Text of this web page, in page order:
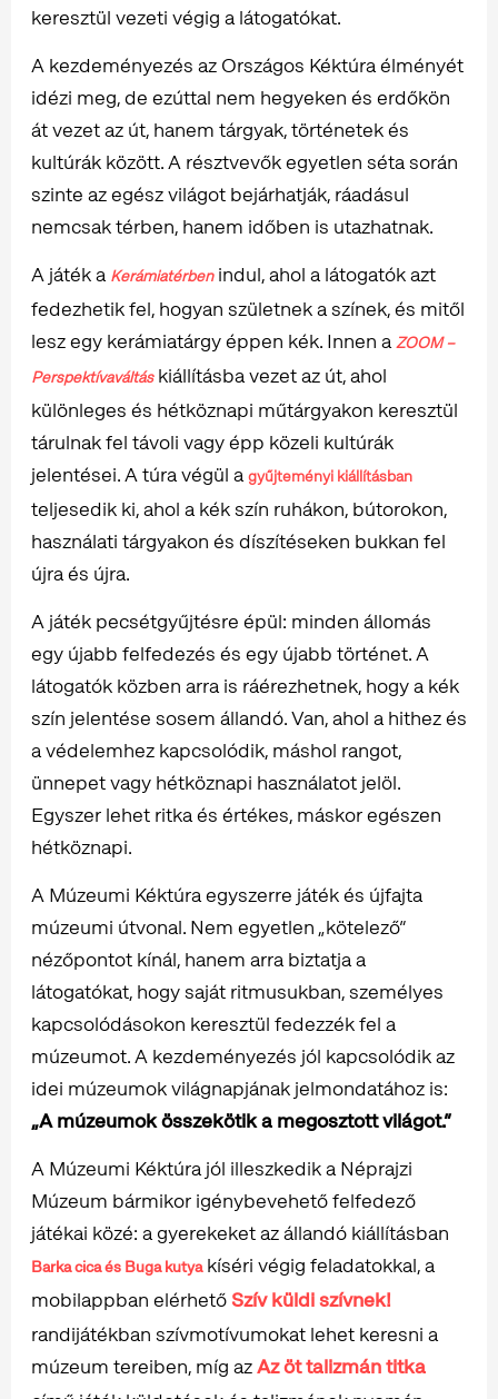
keresztül vezeti végig a látogatókat.
A kezdeményezés az Országos Kéktúra élményét
idézi meg, de ezúttal nem hegyeken és erdőkön
át vezet az út, hanem tárgyak, történetek és
kultúrák között. A résztvevők egyetlen séta során
szinte az egész világot bejárhatják, ráadásul
nemcsak térben, hanem időben is utazhatnak.
A játék a Kerámiatérbenindul, ahol a látogatók azt
fedezhetik fel, hogyan születnek a színek, és mitől
lesz egy kerámiatárgy éppen kék. Innen aZOOM –
Perspektívaváltáskiállításba vezet az út, ahol
különleges és hétköznapi műtárgyakon keresztül
tárulnak fel távoli vagy épp közeli kultúrák
jelentései. A túra végül agyűjteményi kiállításban
teljesedik ki, ahol a kék szín ruhákon, bútorokon,
használati tárgyakon és díszítéseken bukkan fel
újra és újra.
A játék pecsétgyűjtésre épül: minden állomás
egy újabb felfedezés és egy újabb történet. A
látogatók közben arra is ráérezhetnek, hogy a kék
szín jelentése sosem állandó. Van, ahol a hithez és
a védelemhez kapcsolódik, máshol rangot,
ünnepet vagy hétköznapi használatot jelöl.
Egyszer lehet ritka és értékes, máskor egészen
hétköznapi.
A Múzeumi Kéktúra egyszerre játék és újfajta
múzeumi útvonal. Nem egyetlen „kötelező”
nézőpontot kínál, hanem arra biztatja a
látogatókat, hogy saját ritmusukban, személyes
kapcsolódásokon keresztül fedezzék fel a
múzeumot. A kezdeményezés jól kapcsolódik az
idei múzeumok világnapjának jelmondatához is:
„A múzeumok összekötik a megosztott világot.”
A Múzeumi Kéktúra jól illeszkedik a Néprajzi
Múzeum bármikor igénybevehető felfedező
játékai közé: a gyerekeket az állandó kiállításban
Barka cica és Buga kutya kíséri végig feladatokkal, a
mobilappban elérhető Szív küldi szívnek!
randijátékban szívmotívumokat lehet keresni a
múzeum tereiben, míg azAz öt talizmán titka